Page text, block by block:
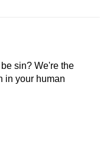
sin? We're the
in your human